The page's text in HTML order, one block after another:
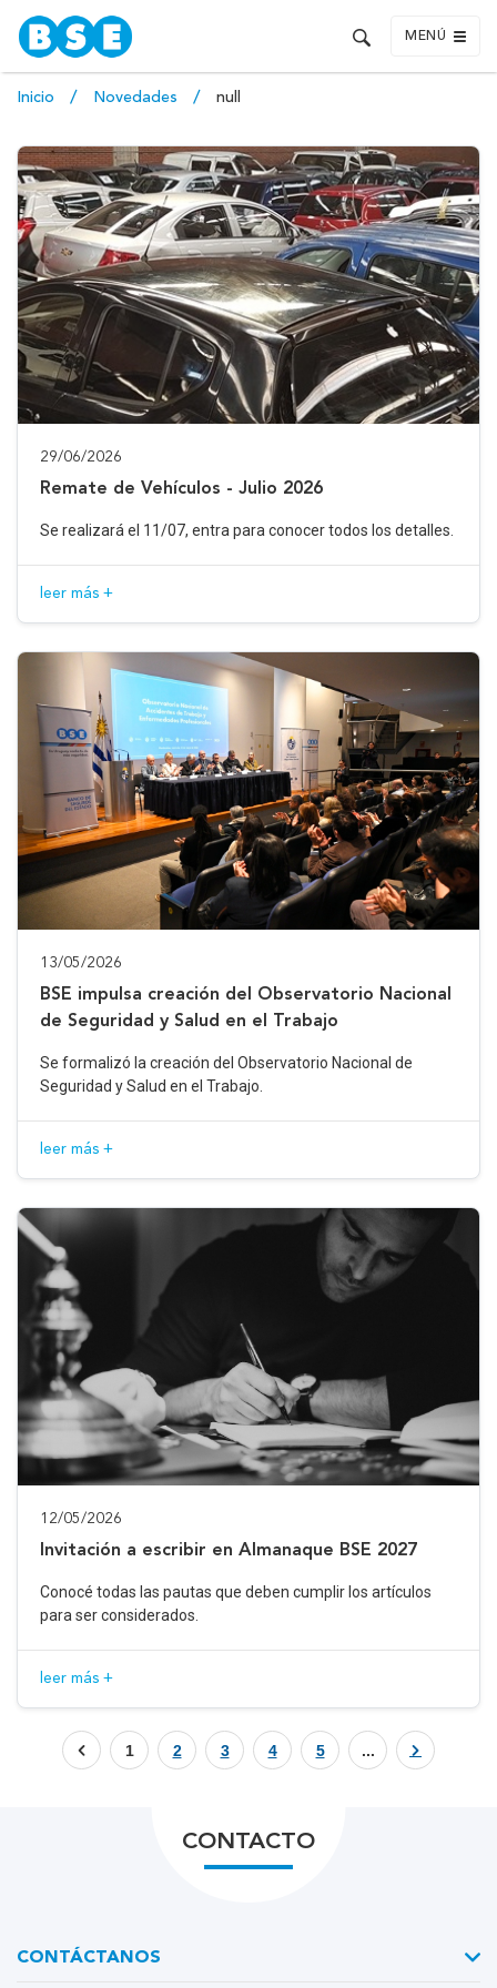
MENÚ
Inicio Novedades null
29/06/2026
Remate de Vehículos - Julio 2026
Se realizará el 11/07, entra para conocer todos los detalles.
leer más +
13/05/2026
BSE impulsa creación del Observatorio Nacional
de Seguridad y Salud en el Trabajo
Se formalizó la creación del Observatorio Nacional de
Seguridad y Salud en el Trabajo.
leer más +
12/05/2026
Invitación a escribir en Almanaque BSE 2027
Conocé todas las pautas que deben cumplir los artículos
para ser considerados.
leer más +
1 2 3 4 5 ...
CONTACTO
CONTÁCTANOS